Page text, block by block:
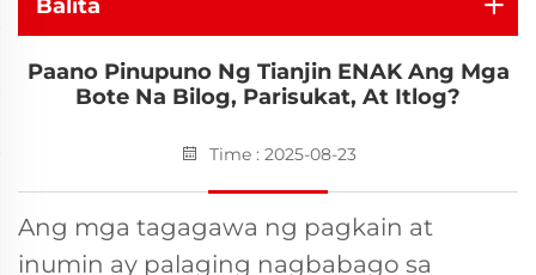
Balita
Paano Pinupuno Ng Tianjin ENAK Ang Mga
Bote Na Bilog, Parisukat, At Itlog?
Time : 2025-08-23
Ang mga tagagawa ng pagkain at
inumin ay palaging nagbabago sa